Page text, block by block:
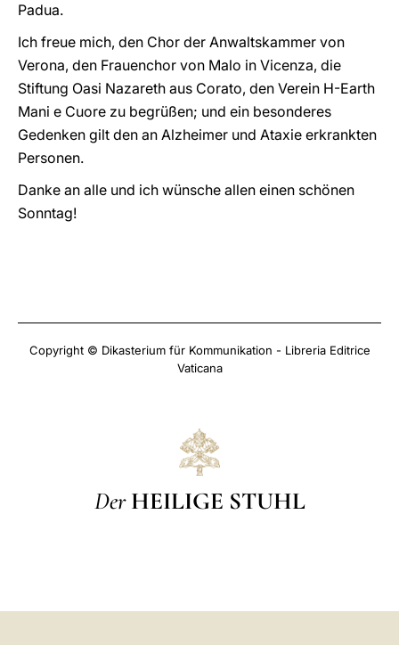
Padua.
Ich freue mich, den Chor der Anwaltskammer von
Verona, den Frauenchor von Malo in Vicenza, die
Stiftung Oasi Nazareth aus Corato, den Verein H-Earth
Mani e Cuore zu begrüßen; und ein besonderes
Gedenken gilt den an Alzheimer und Ataxie erkrankten
Personen.
Danke an alle und ich wünsche allen einen schönen
Sonntag!
Copyright © Dikasterium für Kommunikation - Libreria Editrice
Vaticana
Der HEILIGE STUHL